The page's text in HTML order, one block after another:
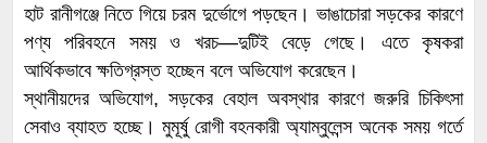
হাট রানীগঞ্জে নিতে গিয়ে চরম দুর্ভোগে পড়ছেন। ভাঙাচোরা সড়কের কারণে
পণ্য পরিবহনে সময় ও খরচ—দুটিই বেড়ে গেছে। এতে কৃষকরা
আর্থিকভাবে ক্ষতিগ্রস্ত হচ্ছেন বলে অভিযোগ করেছেন।
স্থানীয়দের অভিযোগ, সড়কের বেহাল অবস্থার কারণে জরুরি চিকিৎসা
সেবাও ব্যাহত হচ্ছে। মুমূর্ষু রোগী বহনকারী অ্যাম্বুলেন্স অনেক সময় গর্তে